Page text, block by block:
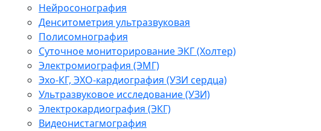
Нейросонография
Денситометрия ультразвуковая
Полисомнография
Суточное мониторирование ЭКГ (Холтер)
Электромиография (ЭМГ)
Эхо-КГ, ЭХО-кардиография (УЗИ сердца)
Ультразвуковое исследование (УЗИ)
Электрокардиография (ЭКГ)
Видеонистагмография